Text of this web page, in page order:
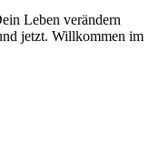
Leben verändern
jetzt. Willkommen im